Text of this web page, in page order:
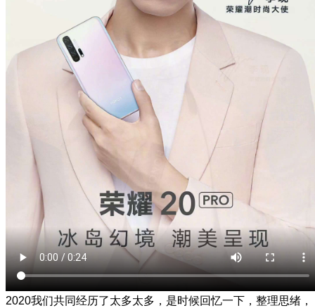
2020我们共同经历了太多太多，是时候回忆一下，整理思绪，